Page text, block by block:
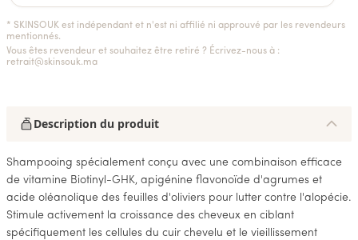
* SKINSOUK est indépendant et n'est ni affilié ni approuvé par les revendeurs
mentionnés.
Vous êtes revendeur et souhaitez être retiré ? Écrivez-nous à :
retrait@skinsouk.ma
Description du produit
Shampooing spécialement conçu avec une combinaison efficace
de vitamine Biotinyl-GHK, apigénine flavonoïde d'agrumes et
acide oléanolique des feuilles d'oliviers pour lutter contre l'alopécie.
Stimule activement la croissance des cheveux en ciblant
spécifiquement les cellules du cuir chevelu et le vieillissement